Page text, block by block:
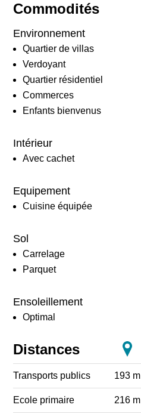
Commodités
Environnement
Quartier de villas
Verdoyant
Quartier résidentiel
Commerces
Enfants bienvenus
Intérieur
Avec cachet
Equipement
Cuisine équipée
Sol
Carrelage
Parquet
Ensoleillement
Optimal
Distances
Transports publics 193 m
Ecole primaire 216 m